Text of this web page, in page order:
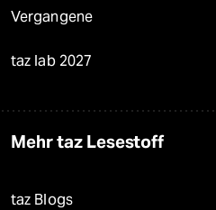
Vergangene
taz lab 2027
Mehr taz Lesestoff
taz Blogs